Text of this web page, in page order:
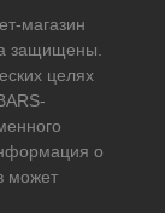
магазин
защищены.
целях
о
может